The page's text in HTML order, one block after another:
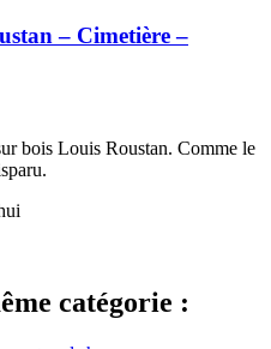
– Cimetière –
bois Louis Roustan. Comme le
catégorie :